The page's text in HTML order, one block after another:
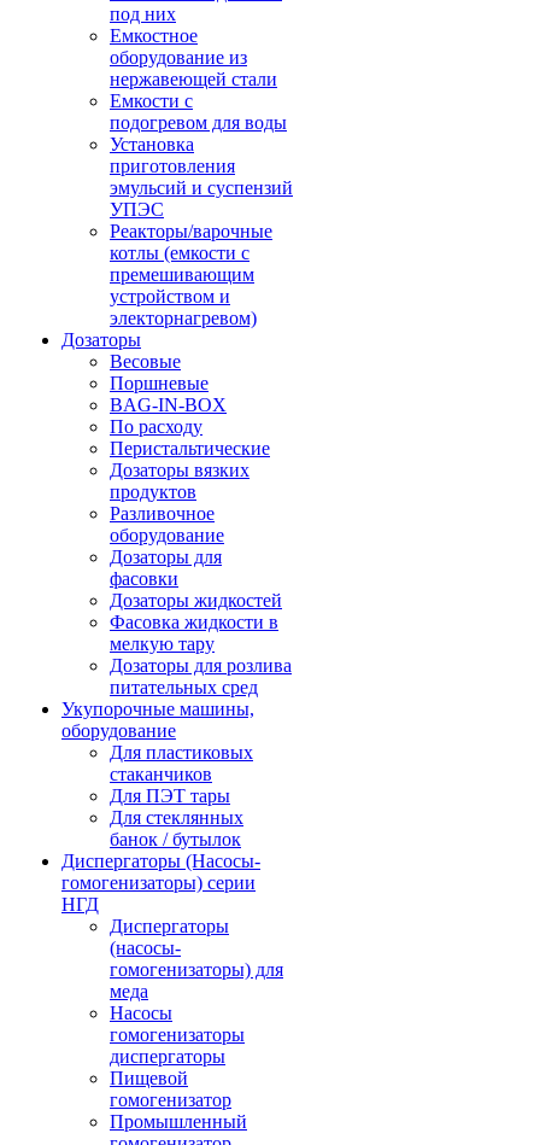
под них
Емкостное
оборудование из
нержавеющей стали
Емкости с
подогревом для воды
Установка
приготовления
эмульсий и суспензий
УПЭС
Реакторы/варочные
котлы (емкости с
премешивающим
устройством и
электорнагревом)
Дозаторы
Весовые
Поршневые
BAG-IN-BOX
По расходу
Перистальтические
Дозаторы вязких
продуктов
Разливочное
оборудование
Дозаторы для
фасовки
Дозаторы жидкостей
Фасовка жидкости в
мелкую тару
Дозаторы для розлива
питательных сред
Укупорочные машины,
оборудование
Для пластиковых
стаканчиков
Для ПЭТ тары
Для стеклянных
банок / бутылок
Диспергаторы (Насосы-
гомогенизаторы) серии
НГД
Диспергаторы
(насосы-
гомогенизаторы) для
меда
Насосы
гомогенизаторы
диспергаторы
Пищевой
гомогенизатор
Промышленный